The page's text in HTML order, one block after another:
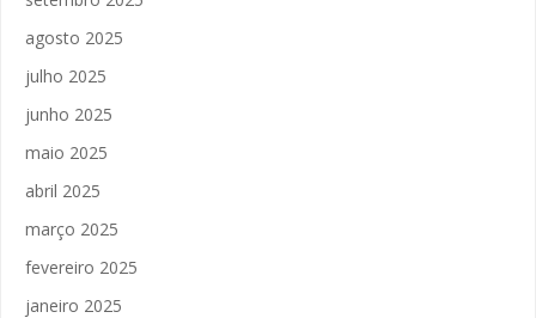
agosto 2025
julho 2025
junho 2025
maio 2025
abril 2025
março 2025
fevereiro 2025
janeiro 2025